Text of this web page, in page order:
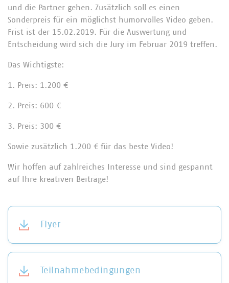
und die Partner gehen. Zusätzlich soll es einen
Sonderpreis für ein möglichst humorvolles Video geben.
Frist ist der 15.02.2019. Für die Auswertung und
Entscheidung wird sich die Jury im Februar 2019 treffen.
Das Wichtigste:
1. Preis: 1.200 €
2. Preis: 600 €
3. Preis: 300 €
Sowie zusätzlich 1.200 € für das beste Video!
Wir hoffen auf zahlreiches Interesse und sind gespannt
auf Ihre kreativen Beiträge!
Flyer
Teilnahmebedingungen